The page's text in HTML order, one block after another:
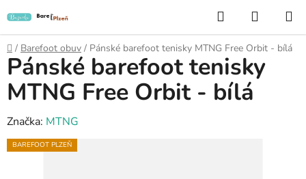
na
obsah
Hledat
KOŠÍK
Domů
/ Barefoot obuv / Pánské barefoot tenisky MTNG Free Orbit - bílá
Pánské barefoot tenisky
MTNG Free Orbit - bílá
Značka: MTNG
BAREFOOT PLZEŇ